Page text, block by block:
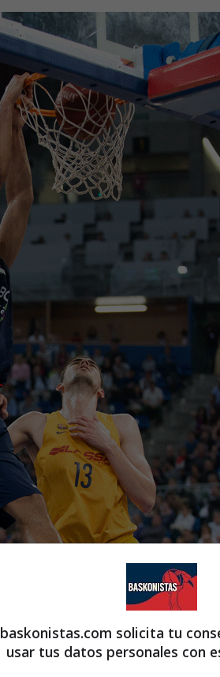
baskonistas.com solicita tu
usar tus datos personales con